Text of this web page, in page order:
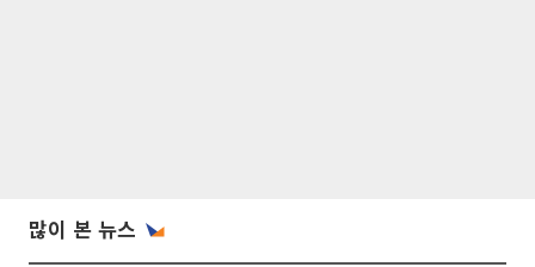
많이 본 뉴스